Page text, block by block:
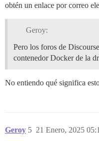
obtén un enlace por correo
Geroy:
Pero los foros de
contenedor Docker de la
No entiendo qué significa
Geroy 21 Enero, 2025
5